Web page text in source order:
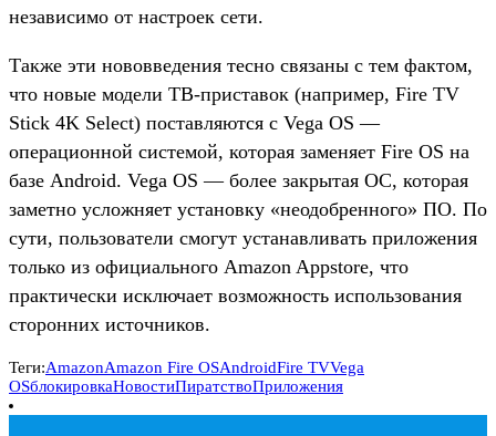
независимо от настроек сети.
Также эти нововведения тесно связаны с тем фактом,
что новые модели ТВ-приставок (например, Fire TV
Stick 4K Select) поставляются с Vega OS —
операционной системой, которая заменяет Fire OS на
базе Android. Vega OS — более закрытая ОС, которая
заметно усложняет установку «неодобренного» ПО. По
сути, пользователи смогут устанавливать приложения
только из официального Amazon Appstore, что
практически исключает возможность использования
сторонних источников.
Теги:AmazonAmazon Fire OSAndroidFire TVVega
OSблокировкаНовостиПиратствоПриложения